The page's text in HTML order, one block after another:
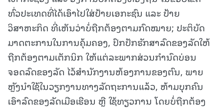
ທົ່ວປະເທດທີ່ໄດ້ເອົາໄປໃສ່ປ້າຍເອກະຊົນ ແລະ ປ້າຍ
ວິສາຫະກິດ ທີ່ເຫັນວ່າບໍ່ຖືກຕ້ອງຕາມກົດໝາຍ; ປະຕິບັດ
ມາດຕະການໃນການຄຸ້ມຄອງ, ປົກປັກຮັກສາລົດຂອງລັດໃຫ້
ຖືກຕ້ອງຕາມເຕັກນິກ ໃຫ້ແຕ່ລະພາກສ່ວນກໍານົດບ່ອນ
ຈອດລົດຂອງລັດ ໄວ້ສໍານັກງານຫ້ອງການຂອງຕົນ, ພາຍ
ຫຼັງນໍາໃຊ້ໃນວຽກງານທາງລັດຖະການແລ້ວ, ຫ້າມບຸກຄົນ
ເອົາລົດຂອງລັດເມືອເຮືອນ ຫຼື ໃຊ້ທຽວການ ໂດຍບໍ່ຖືກຕ້ອງ